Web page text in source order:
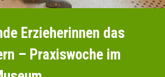
Erzieherinnen das
– Praxiswoche im